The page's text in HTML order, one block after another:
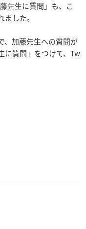
先生に質問」も、こ
した。
、加藤先生への質問が
に質問」をつけて、Tw